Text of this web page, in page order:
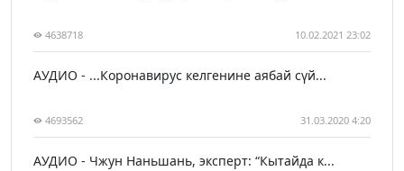
4638718 10.02.2021 23:02
АУДИО - ...Коронавирус келгенине аябай сүй...
4693562 31.03.2020 4:20
АУДИО - Чжун Наньшань, эксперт: “Кытайда к...